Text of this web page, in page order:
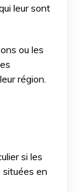
leur sont
ou les
région.
si les
en